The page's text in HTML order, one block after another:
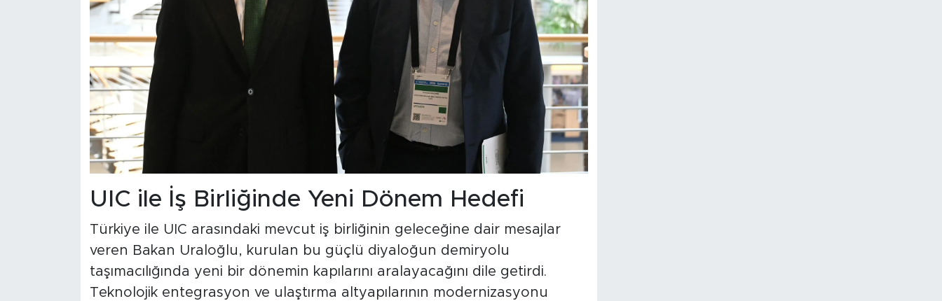
UIC ile İş Birliğinde Yeni Dönem Hedefi
Türkiye ile UIC arasındaki mevcut iş birliğinin geleceğine dair mesajlar
veren Bakan Uraloğlu, kurulan bu güçlü diyaloğun demiryolu
taşımacılığında yeni bir dönemin kapılarını aralayacağını dile getirdi.
Teknolojik entegrasyon ve ulaştırma altyapılarının modernizasyonu